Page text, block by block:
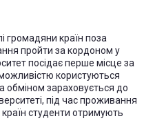
громадяни країн поза
пройти за кордоном у
посідає перше місце за
користуються
обміном зараховується до
під час проживання
студенти отримують